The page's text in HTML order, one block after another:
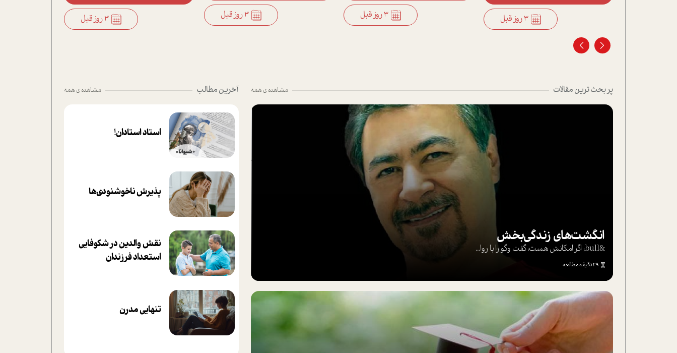
پر بحث ترین مقالات مشاهده ی همه
انگشت‌های‌ زندگی‌بخش
&bull; اگر امکانش هست، گفت وگو را با روا...
29 دقیقه مطالعه
آخرین مطالب مشاهده ی همه
استاد استادان!
پذیرش ناخوشنودی‌ها
نقش والدین در شکوفا‌یی
ا‌ستعداد فرزندان‌
تنهایی مدرن